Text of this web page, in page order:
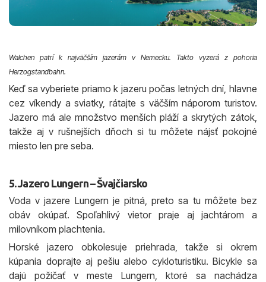
Walchen patrí k najväčším jazerám v Nemecku. Takto vyzerá z pohoria
Herzogstandbahn.
Keď sa vyberiete priamo k jazeru počas letných dní, hlavne
cez víkendy a sviatky, rátajte s väčším náporom turistov.
Jazero má ale množstvo menších pláží a skrytých zátok,
takže aj v rušnejších dňoch si tu môžete nájsť pokojné
miesto len pre seba.
5. Jazero Lungern – Švajčiarsko
Voda v jazere Lungern je pitná, preto sa tu môžete bez
obáv okúpať. Spoľahlivý vietor praje aj jachtárom a
milovníkom plachtenia.
Horské jazero obkolesuje priehrada, takže si okrem
kúpania doprajte aj pešiu alebo cykloturistiku. Bicykle sa
dajú požičať v meste Lungern, ktoré sa nachádza